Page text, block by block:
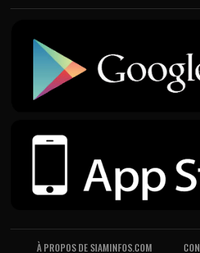
À PROPOS DE SIAMINFOS.COM